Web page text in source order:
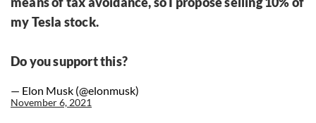
my Tesla stock.
Do you support this?
— Elon Musk (@elonmusk)
November 6, 2021